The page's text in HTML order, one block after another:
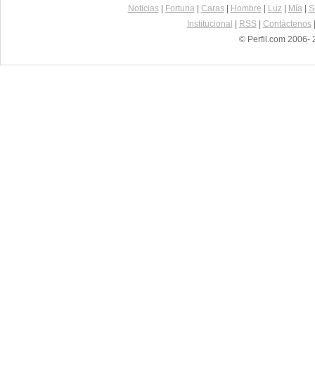
Noticias| Fortuna| Caras| Hombre Luz| Mía|
Institucional
RSS| Contáctenos
© Perfil.com 2006-